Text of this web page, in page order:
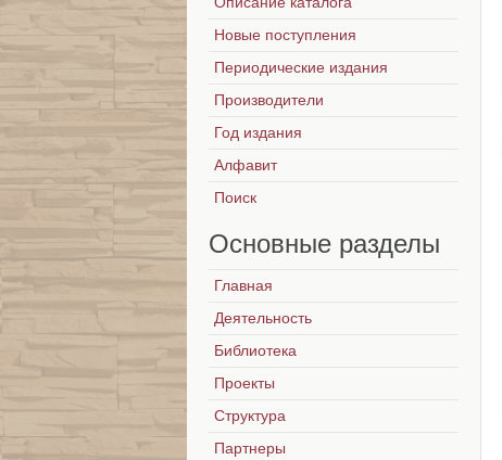
Новые поступления
Периодические издания
Производители
Год издания
Алфавит
Поиск
Основные разделы
Главная
Деятельность
Библиотека
Проекты
Структура
Партнеры